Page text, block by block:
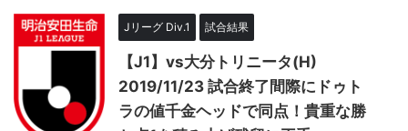
Jリーグ Div.1 試合結果
【J1】vs大分トリニータ(H)
2019/11/23 試合終了間際にドゥト
ラの値千金ヘッドで同点！貴重な勝